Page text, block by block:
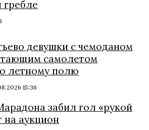
гребле
девушки с чемоданом
самолетом
летному полю
15:36
забил гол «рукой
на аукцион